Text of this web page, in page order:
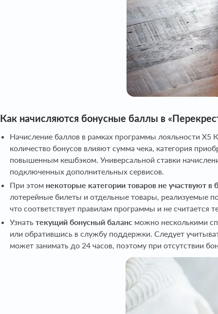
Как начисляются бонусные баллы в
Начисление баллов в рамках программы лояльности X5
количество бонусов влияют сумма чека, категория
повышенным кешбэком. Универсальной ставки
подключенных дополнительных сервисов.
При этом некоторые категории товаров не участвуют в
лотерейные билеты и отдельные товары, реализуемые
что соответствует правилам программы и не считается
Узнать текущий бонусный баланс можно несколькими
или обратившись в службу поддержки. Следует
может занимать до 24 часов, поэтому при отсутствии